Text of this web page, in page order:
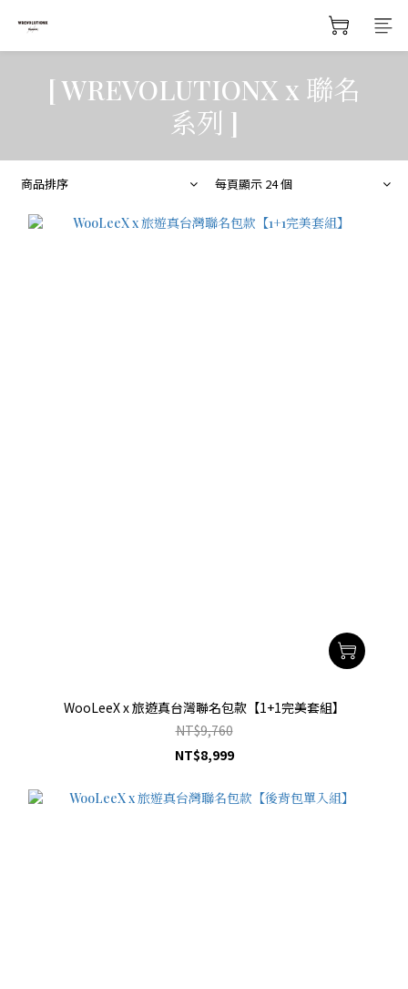
[ WREVOLUTIONX x 聯名
系列 ]
商品排序 每頁顯示 24 個
WooLeeX x 旅遊真台灣聯名包款【1+1完美套組】
NT$9,760
NT$8,999